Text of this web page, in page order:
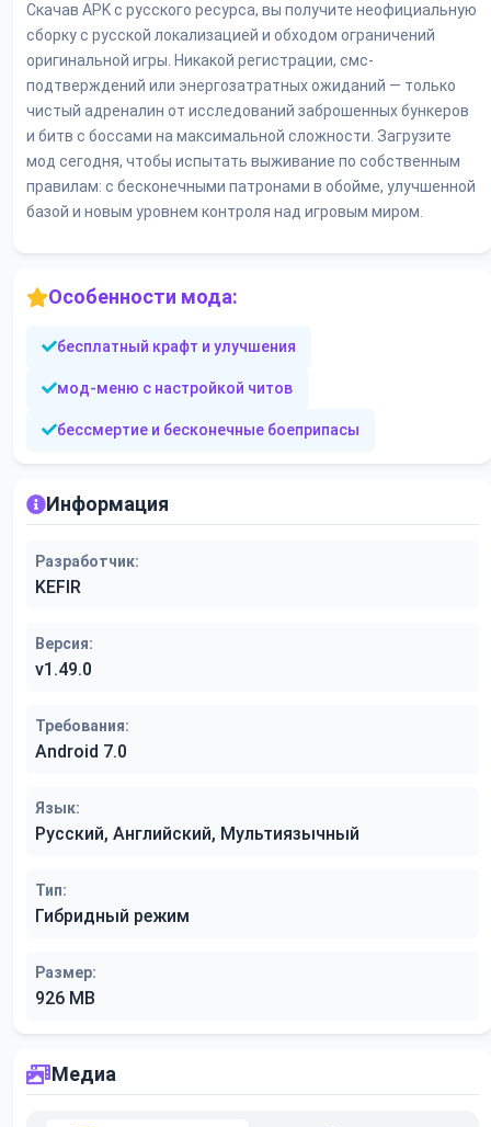
Скачав APK с русского ресурса, вы получите неофициальную
сборку с русской локализацией и обходом ограничений
оригинальной игры. Никакой регистрации, смс-
подтверждений или энергозатратных ожиданий — только
чистый адреналин от исследований заброшенных бункеров
и битв с боссами на максимальной сложности. Загрузите
мод сегодня, чтобы испытать выживание по собственным
правилам: с бесконечными патронами в обойме, улучшенной
базой и новым уровнем контроля над игровым миром.
Особенности мода:
бесплатный крафт и улучшения
мод-меню с настройкой читов
бессмертие и бесконечные боеприпасы
Информация
Разработчик:
KEFIR
Версия:
v1.49.0
Требования:
Android 7.0
Язык:
Русский, Английский, Мультиязычный
Тип:
Гибридный режим
Размер:
926 MB
Медиа